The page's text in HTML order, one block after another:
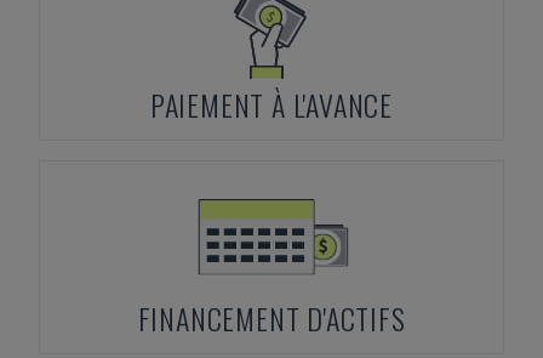
PAIEMENT À L'AVANCE
FINANCEMENT D'ACTIFS